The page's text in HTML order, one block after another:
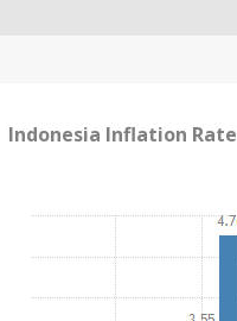
Indonesia Inflation Rate